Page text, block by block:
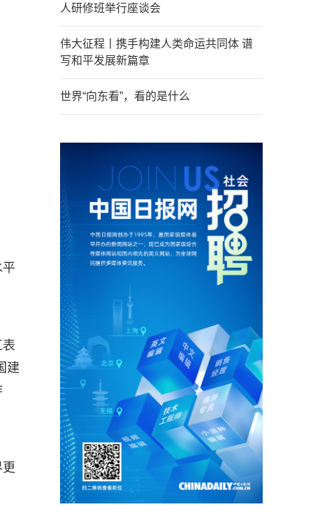
建
人研修班举行座谈会
伟大征程丨携手构建人类命运共同体 谱
写和平发展新篇章
世界“向东看”，看的是什么